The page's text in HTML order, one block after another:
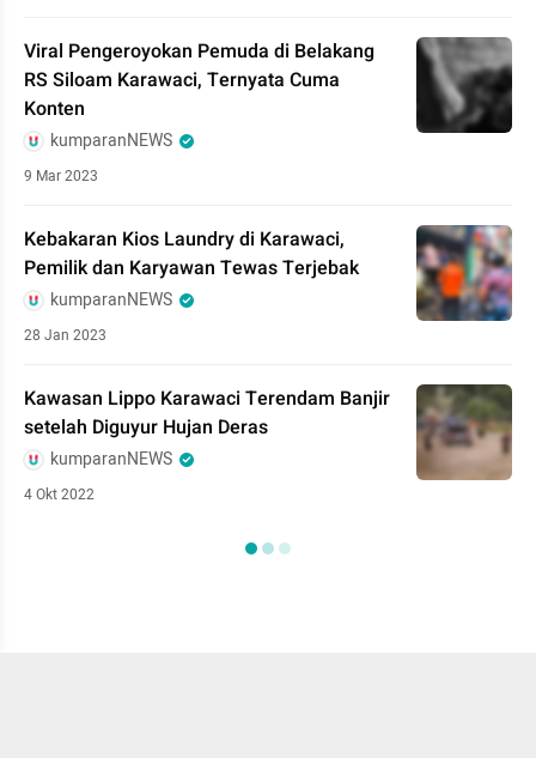
Viral Pengeroyokan Pemuda di Belakang
RS Siloam Karawaci, Ternyata Cuma
Konten
kumparanNEWS
9 Mar 2023
Kebakaran Kios Laundry di Karawaci,
Pemilik dan Karyawan Tewas Terjebak
kumparanNEWS
28 Jan 2023
Kawasan Lippo Karawaci Terendam Banjir
setelah Diguyur Hujan Deras
kumparanNEWS
4 Okt 2022